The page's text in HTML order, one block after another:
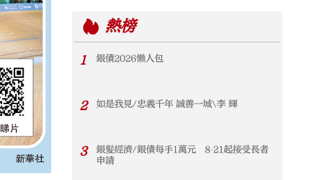
熱榜
1 銀債2026懶人包
2 如是我見/忠義千年 誠善一城\李 輝
3
銀髮經濟/銀債每手1萬元 8‧21起接受長者
申請